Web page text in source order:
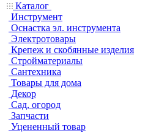
Каталог
Инструмент
Оснастка эл. инструмента
Электротовары
Крепеж и скобянные изделия
Стройматериалы
Сантехника
Товары для дома
Декор
Сад, огород
Запчасти
Уцененный товар